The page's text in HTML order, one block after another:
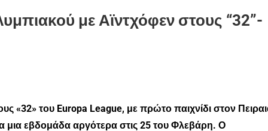
με Αϊντχόφεν στους “32”-
«32» του Europa League, με πρώτο παιχνίδι στον
μια εβδομάδα αργότερα στις 25 του Φλεβάρη. Ο